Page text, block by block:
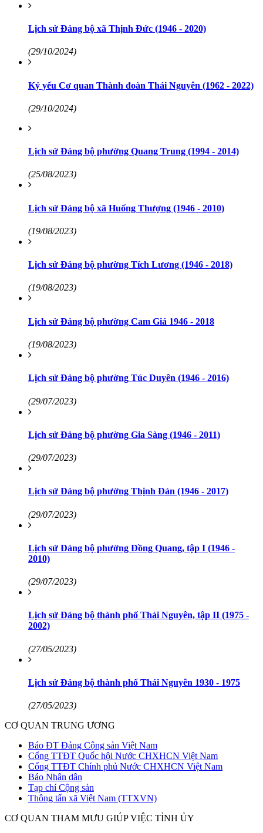
Lịch sử Đảng bộ xã Thịnh Đức (1946 - 2020)
(29/10/2024)
Kỷ yếu Cơ quan Thành đoàn Thái Nguyên (1962 - 2022)
(29/10/2024)
Lịch sử Đảng bộ phường Quang Trung (1994 - 2014)
(25/08/2023)
Lịch sử Đảng bộ xã Huống Thượng (1946 - 2010)
(19/08/2023)
Lịch sử Đảng bộ phường Tích Lương (1946 - 2018)
(19/08/2023)
Lịch sử Đảng bộ phường Cam Giá 1946 - 2018
(19/08/2023)
Lịch sử Đảng bộ phường Túc Duyên (1946 - 2016)
(29/07/2023)
Lịch sử Đảng bộ phường Gia Sàng (1946 - 2011)
(29/07/2023)
Lịch sử Đảng bộ phường Thịnh Đán (1946 - 2017)
(29/07/2023)
Lịch sử Đảng bộ phường Đồng Quang, tập I (1946 -
2010)
(29/07/2023)
Lịch sử Đảng bộ thành phố Thái Nguyên, tập II (1975 -
2002)
(27/05/2023)
Lịch sử Đảng bộ thành phố Thái Nguyên 1930 - 1975
(27/05/2023)
CƠ QUAN TRUNG ƯƠNG
Báo ĐT Đảng Cộng sản Việt Nam
Cổng TTĐT Quốc hội Nước CHXHCN Việt Nam
Cổng TTĐT Chính phủ Nước CHXHCN Việt Nam
Báo Nhân dân
Tạp chí Cộng sản
Thông tấn xã Việt Nam (TTXVN)
CƠ QUAN THAM MƯU GIÚP VIỆC TỈNH ỦY